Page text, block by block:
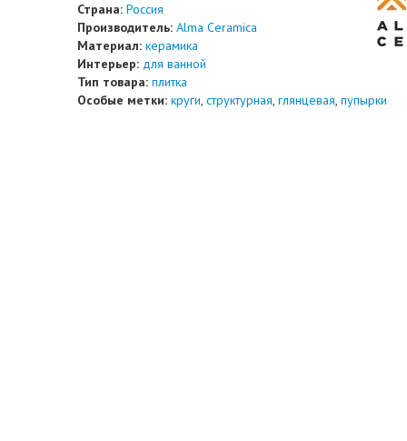
Страна: Россия
Производитель: Alma Ceramica
Материал: керамика
Интерьер: для ванной
Тип товара: плитка
Особые метки: круги, структурная, глянцевая, пупырки